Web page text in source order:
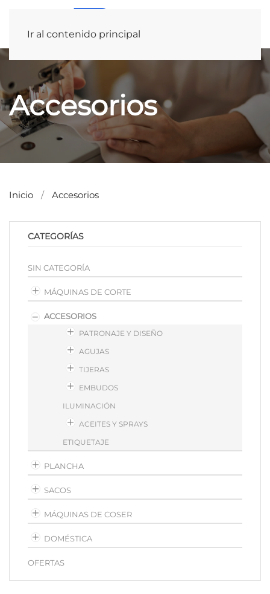
Ir al contenido principal
Accesorios
Inicio Accesorios
CATEGORÍAS
SIN CATEGORÍA
MÁQUINAS DE CORTE
ACCESORIOS
PATRONAJE Y DISEÑO
AGUJAS
TIJERAS
EMBUDOS
ILUMINACIÓN
ACEITES Y SPRAYS
ETIQUETAJE
PLANCHA
SACOS
MÁQUINAS DE COSER
DOMÉSTICA
OFERTAS